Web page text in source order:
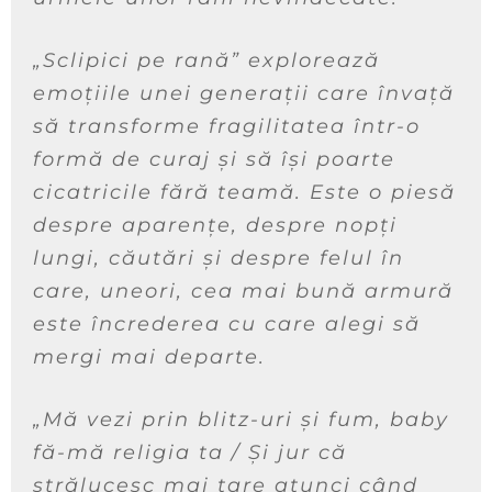
„Sclipici pe rană” explorează
emoțiile unei generații care învață
să transforme fragilitatea într-o
formă de curaj și să își poarte
cicatricile fără teamă. Este o piesă
despre aparențe, despre nopți
lungi, căutări și despre felul în
care, uneori, cea mai bună armură
este încrederea cu care alegi să
mergi mai departe.
„Mă vezi prin blitz-uri și fum, baby
fă-mă religia ta / Și jur că
strălucesc mai tare atunci când